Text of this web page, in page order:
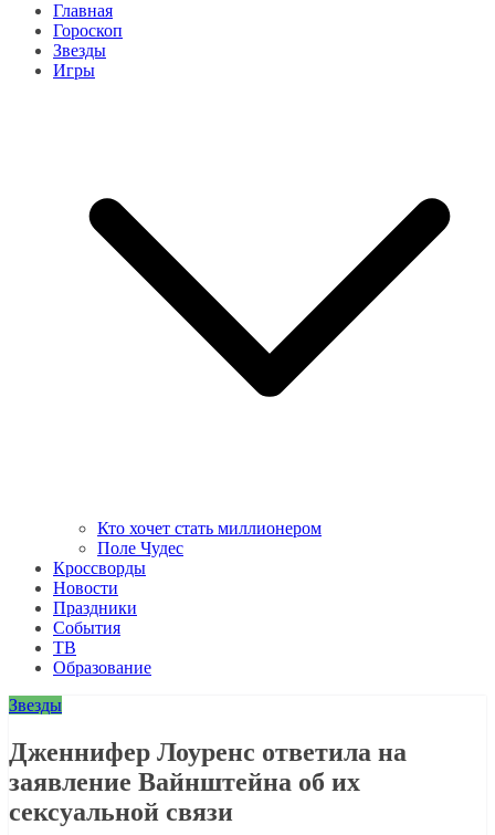
Главная
Гороскоп
Звезды
Игры
Кто хочет стать миллионером
Поле Чудес
Кроссворды
Новости
Праздники
События
ТВ
Образование
Звезды
Дженнифер Лоуренс ответила на
заявление Вайнштейна об их
сексуальной связи